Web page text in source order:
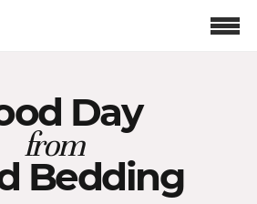
Day
from
Bedding